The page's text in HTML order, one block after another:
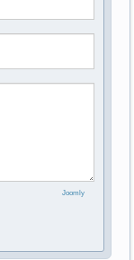
в
Joomly